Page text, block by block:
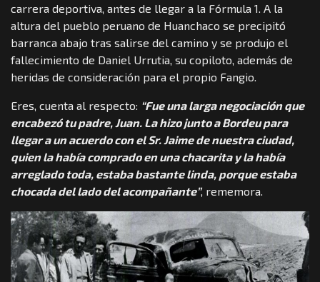
carrera deportiva, antes de llegar a la Fórmula 1. A la
altura del pueblo peruano de Huanchaco se precipitó
barranca abajo tras salirse del camino y se produjo el
fallecimiento de Daniel Urrutia, su copiloto, además de
heridas de consideración para el propio Fangio.
Eres, cuenta al respecto: “Fue una larga negociación que
encabezó tu padre, Juan. La hizo junto a Bordeu para
llegar a un acuerdo con el Sr. Jaime de nuestra ciudad,
quien la había comprado en una chacarita y la había
arreglado toda, estaba bastante linda, porque estaba
chocada del lado del acompañante”, rememora.